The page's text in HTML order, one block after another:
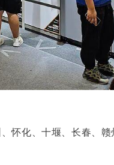
怀化、十堰、长春、